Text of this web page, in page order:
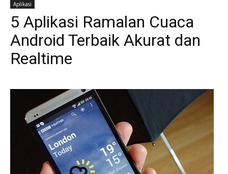
Aplikasi
5 Aplikasi Ramalan Cuaca
Android Terbaik Akurat dan
Realtime